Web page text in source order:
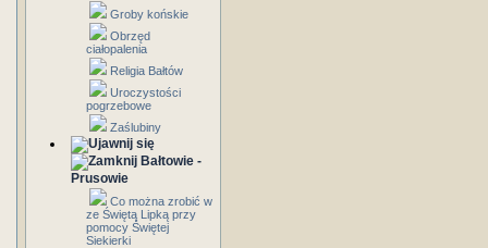
Groby końskie
Obrzęd
ciałopalenia
Religia Bałtów
Uroczystości
pogrzebowe
Zaślubiny
Bałtowie -
Prusowie
Co można zrobić w
ze Świętą Lipką przy
pomocy Świętej
Siekierki